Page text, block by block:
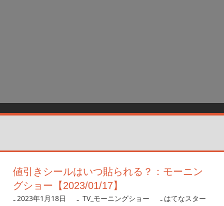
値引きシールはいつ貼られる？：モーニン
グショー【2023/01/17】
2023年1月18日 nanigoto
TV_モーニングショー
はてなスター